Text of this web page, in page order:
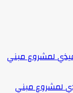
لمشروع مبني